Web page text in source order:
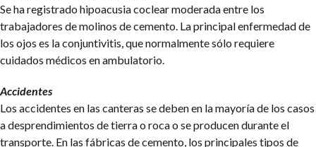
Se ha registrado hipoacusia coclear moderada entre los
trabajadores de molinos de cemento. La principal enfermedad de
los ojos es la conjuntivitis, que normalmente sólo requiere
cuidados médicos en ambulatorio.
Accidentes
Los accidentes en las canteras se deben en la mayoría de los casos
a desprendimientos de tierra o roca o se producen durante el
transporte. En las fábricas de cemento, los principales tipos de